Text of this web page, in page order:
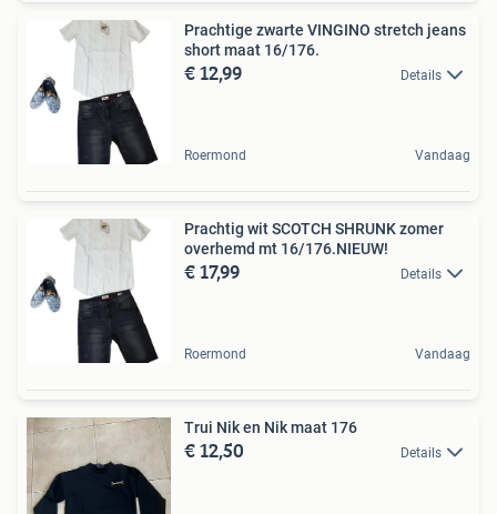
Prachtige zwarte VINGINO stretch jeans
short maat 16/176.
€ 12,99 Details
Roermond Vandaag
Prachtig wit SCOTCH SHRUNK zomer
overhemd mt 16/176.NIEUW!
€ 17,99 Details
Roermond Vandaag
Trui Nik en Nik maat 176
€ 12,50 Details